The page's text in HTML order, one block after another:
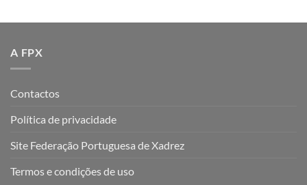
A FPX
Contactos
Política de privacidade
Site Federação Portuguesa de Xadrez
Termos e condições de uso